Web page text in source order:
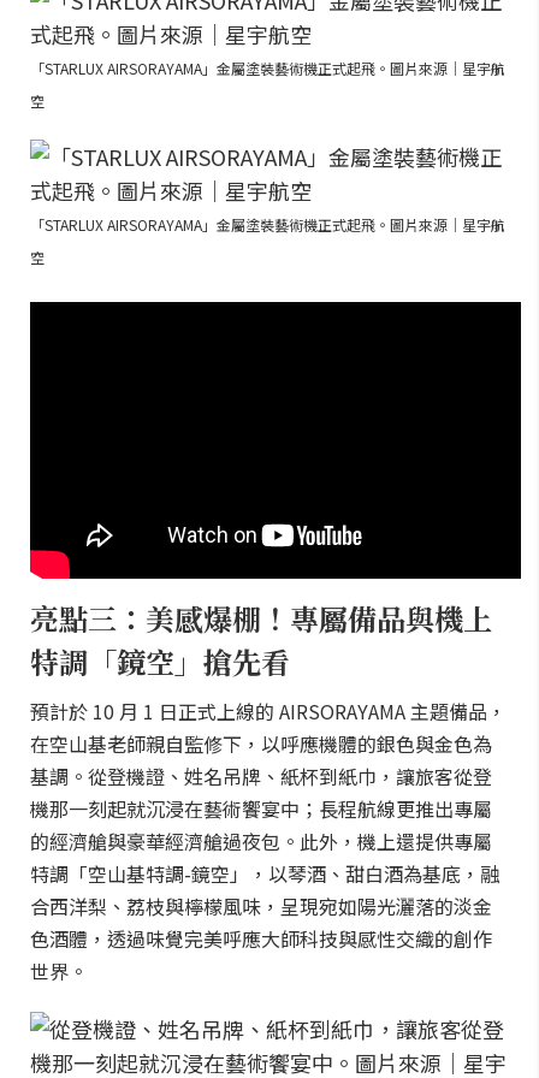
「STARLUX AIRSORAYAMA」金屬塗裝藝術機正式起飛。圖片來源｜星宇航
空
「STARLUX AIRSORAYAMA」金屬塗裝藝術機正式起飛。圖片來源｜星宇航
空
亮點三：美感爆棚！專屬備品與機上
特調「鏡空」搶先看
預計於 10 月 1 日正式上線的 AIRSORAYAMA 主題備品，
在空山基老師親自監修下，以呼應機體的銀色與金色為
基調。從登機證、姓名吊牌、紙杯到紙巾，讓旅客從登
機那一刻起就沉浸在藝術饗宴中；長程航線更推出專屬
的經濟艙與豪華經濟艙過夜包。此外，機上還提供專屬
特調「空山基特調-鏡空」，以琴酒、甜白酒為基底，融
合西洋梨、荔枝與檸檬風味，呈現宛如陽光灑落的淡金
色酒體，透過味覺完美呼應大師科技與感性交織的創作
世界。